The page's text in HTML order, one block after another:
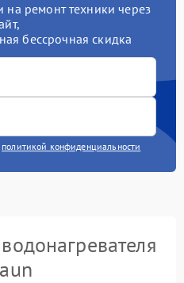
ремонт техники через
бессрочная скидка
политикой конфиденциальности